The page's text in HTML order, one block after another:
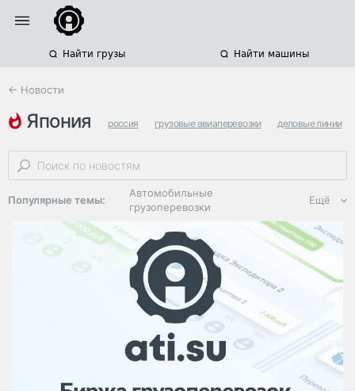
Найти грузы Найти машины
← Новости
япония россия грузовые авиаперевозки деловые линии
Популярные темы:
Автомобильные
грузоперевозки
Региональная
логистика
ЭДО, ИТ в
логистике
Дороги,
инфраструктура
Логистика, грузы
Ещё